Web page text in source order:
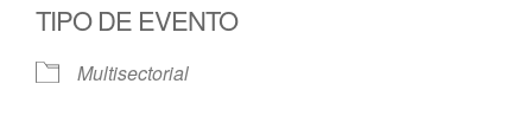
TIPO DE EVENTO
Multisectorial